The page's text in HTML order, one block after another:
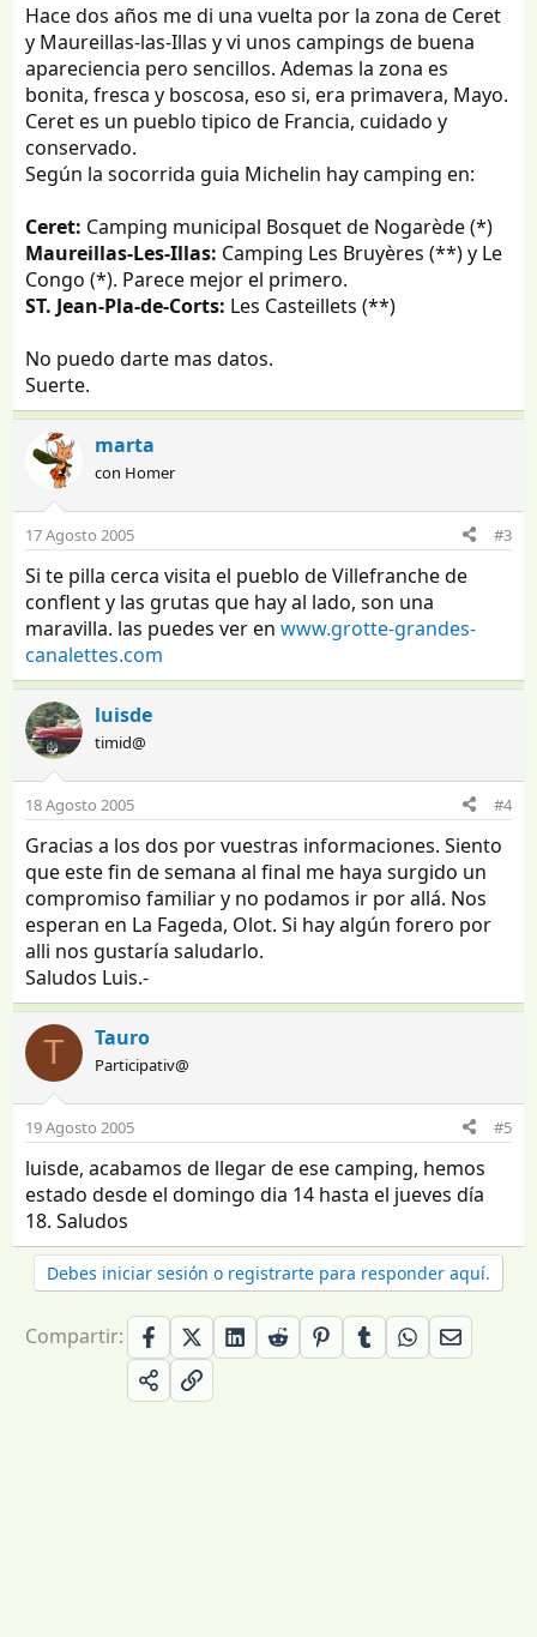
Hace dos años me di una vuelta por la zona de Ceret
y Maureillas-las-Illas y vi unos campings de buena
apareciencia pero sencillos. Ademas la zona es
bonita, fresca y boscosa, eso si, era primavera, Mayo.
Ceret es un pueblo tipico de Francia, cuidado y
conservado.
Según la socorrida guia Michelin hay camping en:
Ceret: Camping municipal Bosquet de Nogarède (*)
Maureillas-Les-Illas: Camping Les Bruyères (**) y Le
Congo (*). Parece mejor el primero.
ST. Jean-Pla-de-Corts: Les Casteillets (**)
No puedo darte mas datos.
Suerte.
marta
con Homer
17 Agosto 2005 #3
Si te pilla cerca visita el pueblo de Villefranche de
conflent y las grutas que hay al lado, son una
maravilla. las puedes ver enwww.grotte-grandes-
canalettes.com
luisde
timid@
18 Agosto 2005 #4
Gracias a los dos por vuestras informaciones. Siento
que este fin de semana al final me haya surgido un
compromiso familiar y no podamos ir por allá. Nos
esperan en La Fageda, Olot. Si hay algún forero por
alli nos gustaría saludarlo.
Saludos Luis.-
T Tauro
Participativ@
19 Agosto 2005 #5
luisde, acabamos de llegar de ese camping, hemos
estado desde el domingo dia 14 hasta el jueves día
18. Saludos
Debes iniciar sesión o registrarte para responder aquí.
Compartir: